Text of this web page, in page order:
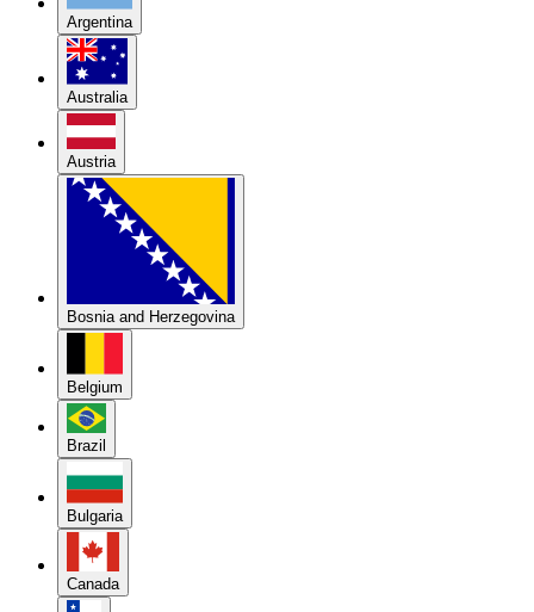
Argentina
Australia
Austria
Bosnia and Herzegovina
Belgium
Brazil
Bulgaria
Canada